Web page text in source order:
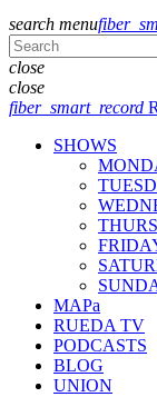
search menu
close
close
fiber_smart_record
SHOWS
MAPa
RUEDA TV
PODCASTS
BLOG
UNION